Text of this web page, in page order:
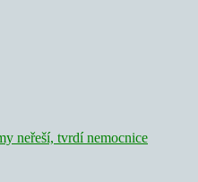
neřeší, tvrdí nemocnice